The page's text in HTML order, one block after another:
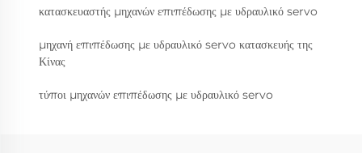
κατασκευαστής μηχανών επιπέδωσης με υδραυλικό servo
μηχανή επιπέδωσης με υδραυλικό servo κατασκευής της
Κίνας
τύποι μηχανών επιπέδωσης με υδραυλικό servo